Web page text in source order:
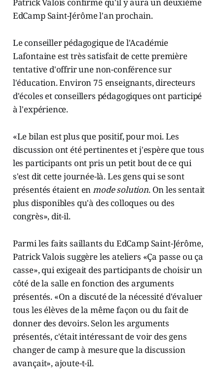
Patrick Valois confirme qu'il y aura un deuxième
EdCamp Saint-Jérôme l'an prochain.
Le conseiller pédagogique de l'Académie
Lafontaine est très satisfait de cette première
tentative d'offrir une non-conférence sur
l'éducation. Environ 75 enseignants, directeurs
d'écoles et conseillers pédagogiques ont participé
à l'expérience.
«Le bilan est plus que positif, pour moi. Les
discussion ont été pertinentes et j'espère que tous
les participants ont pris un petit bout de ce qui
s'est dit cette journée-là. Les gens qui se sont
présentés étaient enmode solution. On les sentait
plus disponibles qu'à des colloques ou des
congrès», dit-il.
Parmi les faits saillants du EdCamp Saint-Jérôme,
Patrick Valois suggère les ateliers «Ça passe ou ça
casse», qui exigeait des participants de choisir un
côté de la salle en fonction des arguments
présentés. «On a discuté de la nécessité d'évaluer
tous les élèves de la même façon ou du fait de
donner des devoirs. Selon les arguments
présentés, c'était intéressant de voir des gens
changer de camp à mesure que la discussion
avançait», ajoute-t-il.